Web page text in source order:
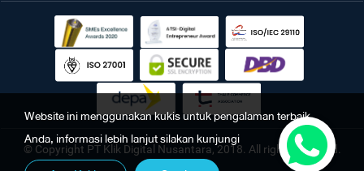
© Copyright PT Klik Digital Nusantara, 2018. All rights reserved.
Website ini menggunakan kukis untuk pengalaman terbaik
Anda, informasi lebih lanjut silakan kunjungi